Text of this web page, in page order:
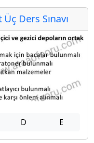
Ders Sınavı
D E